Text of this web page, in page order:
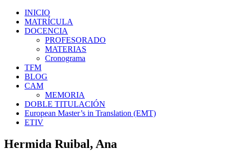
INICIO
MATRÍCULA
DOCENCIA
PROFESORADO
MATERIAS
Cronograma
TFM
BLOG
CAM
MEMORIA
DOBLE TITULACIÓN
European Master’s in Translation (EMT)
ETIV
Hermida Ruibal, Ana